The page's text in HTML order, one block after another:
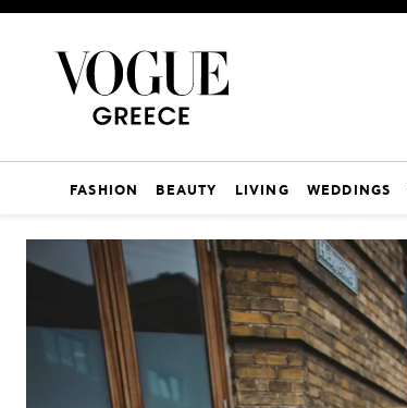
FASHION BEAUTY LIVING WEDDINGS